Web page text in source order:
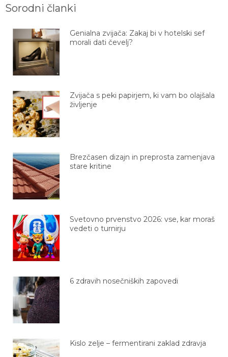
Sorodni članki
Genialna zvijača: Zakaj bi v hotelski sef
morali dati čevelj?
Zvijača s peki papirjem, ki vam bo olajšala
življenje
Brezčasen dizajn in preprosta zamenjava
stare kritine
Svetovno prvenstvo 2026: vse, kar moraš
vedeti o turnirju
6 zdravih nosečniških zapovedi
Kislo zelje – fermentirani zaklad zdravja